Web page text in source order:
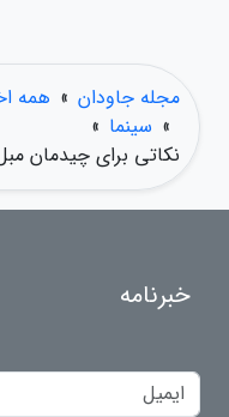
مجله جاودان » همه
» سینما »
نکاتی برای چیدمان
خبرنامه